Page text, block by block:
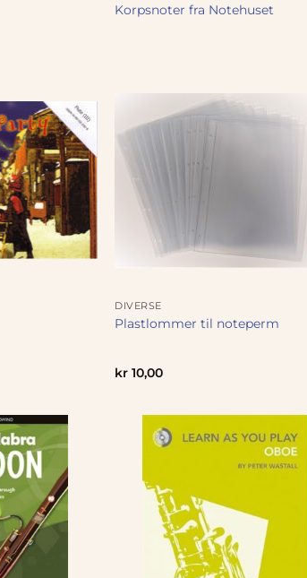
Korpsnoter fra Notehuset
DIVERSE
Plastlommer til noteperm
kr 10,00